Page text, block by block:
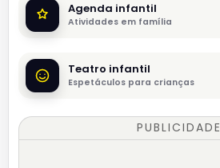
Agenda infantil
Atividades em família
Teatro infantil
Espetáculos para crianças
PUBLICIDADE